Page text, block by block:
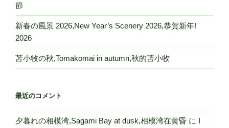
節
新春の風景 2026,New Year’s Scenery 2026,恭賀新年!
2026
苫小牧の秋,Tomakomai in autumn,秋的苫小牧
最近のコメント
夕暮れの相模湾,Sagami Bay at dusk,相模湾在黄昏 に I